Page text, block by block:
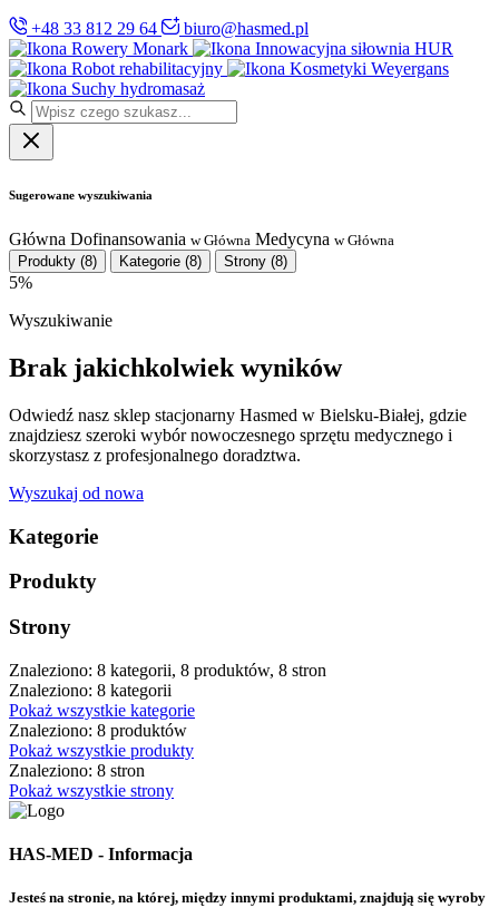
+48 33 812 29 64
biuro@hasmed.pl
Rowery Monark
Innowacyjna siłownia HUR
Robot rehabilitacyjny
Kosmetyki Weyergans
Suchy hydromasaż
Sugerowane wyszukiwania
Główna Dofinansowania w Główna Medycyna w Główna
Produkty (8) Kategorie (8) Strony (8)
5%
Wyszukiwanie
Brak jakichkolwiek wyników
Odwiedź nasz sklep stacjonarny Hasmed w Bielsku-Białej, gdzie
znajdziesz szeroki wybór nowoczesnego sprzętu medycznego i
skorzystasz z profesjonalnego doradztwa.
Wyszukaj od nowa
Kategorie
Produkty
Strony
Znaleziono: 8 kategorii, 8 produktów, 8 stron
Znaleziono: 8 kategorii
Pokaż wszystkie kategorie
Znaleziono: 8 produktów
Pokaż wszystkie produkty
Znaleziono: 8 stron
Pokaż wszystkie strony
HAS-MED - Informacja
Jesteś na stronie, na której, między innymi produktami, znajdują się wyroby